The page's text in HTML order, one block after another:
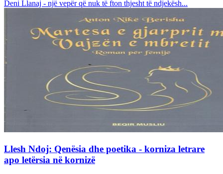
Deni Llanaj - një vepër që nuk të fton thjesht të ndjekësh...
Llesh Ndoj: Qenësia dhe poetika - korniza letrare
apo letërsia në kornizë